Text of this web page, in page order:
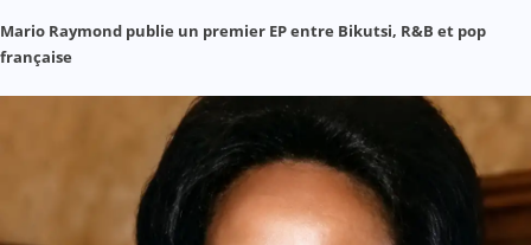
Mario Raymond publie un premier EP entre Bikutsi, R&B et pop
française